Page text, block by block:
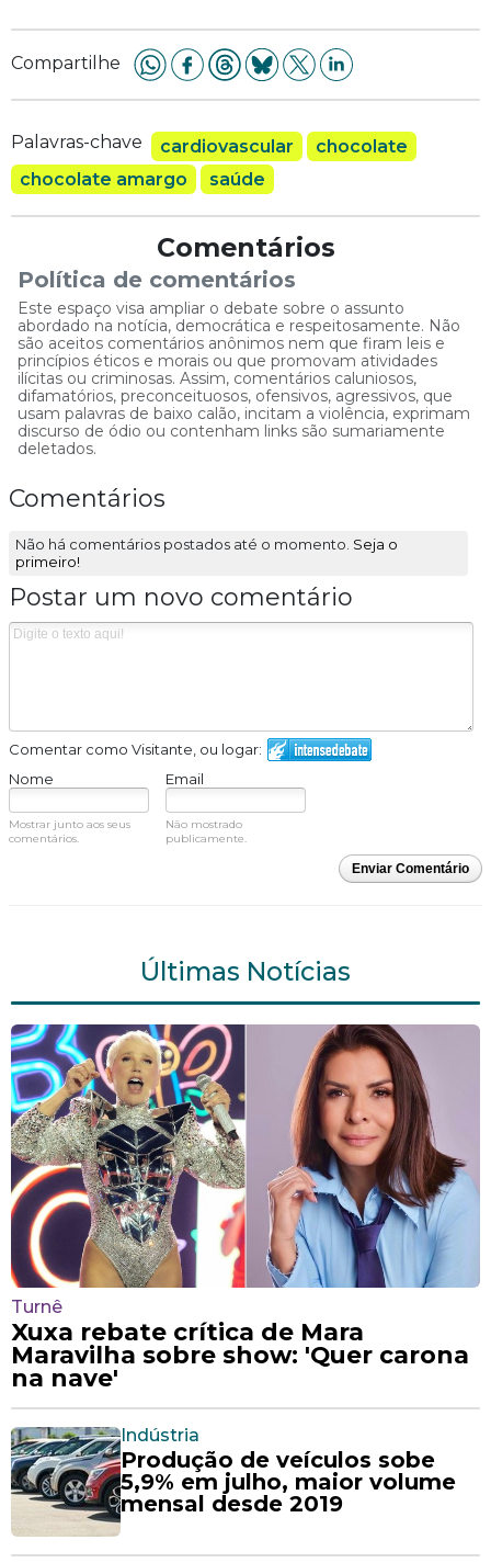
Compartilhe
Palavras-chave cardiovascular
chocolate
chocolate amargo
saúde
Comentários
Política de comentários
Este espaço visa ampliar o debate sobre o assunto
abordado na notícia, democrática e respeitosamente. Não
são aceitos comentários anônimos nem que firam leis e
princípios éticos e morais ou que promovam atividades
ilícitas ou criminosas. Assim, comentários caluniosos,
difamatórios, preconceituosos, ofensivos, agressivos, que
usam palavras de baixo calão, incitam a violência, exprimam
discurso de ódio ou contenham links são sumariamente
deletados.
Comentários
Não há comentários postados até o momento. Seja o
primeiro!
Postar um novo comentário
Comentar como Visitante, ou logar:
Nome
Email
Mostrar junto aos seus
comentários.
Não mostrado
publicamente.
Enviar Comentário
Últimas Notícias
Turnê
Xuxa rebate crítica de Mara
Maravilha sobre show: 'Quer carona
na nave'
Indústria
Produção de veículos sobe
5,9% em julho, maior volume
mensal desde 2019